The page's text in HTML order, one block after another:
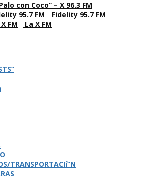
con Coco” – X 96.3 FM
Fidelity 95.7 FM
La X FM
TRANSPORTACIí“N